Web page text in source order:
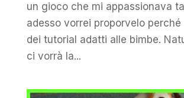
un gioco che mi appassionava
adesso vorrei proporvelo
dei tutorial adatti alle bimbe.
ci vorrà la...